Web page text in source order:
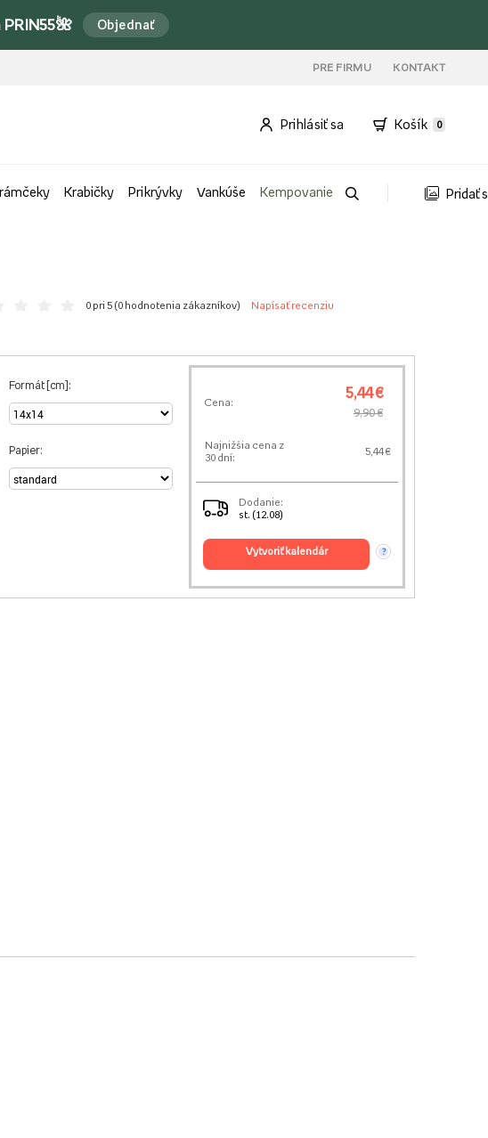
Objednať
PRE FIRMU KONTAKT
Prihlásiť sa Košík 0
Krabičky Prikrývky Vankúše Kempovanie Pridať
0 pri 5 (0 hodnotenia zákazníkov) Napísať recenziu
Formát [cm]:
Papier:
Cena:
5,44 €
9,90 €
Najnižšia cena z
30 dní:
5,44 €
Dodanie:
st. (12.08)
vytvoriť kalendár ?